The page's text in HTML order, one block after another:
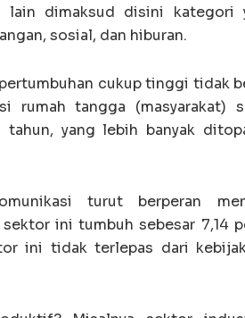
lain dimaksud disini kategori
sosial, dan hiburan.
cukup tinggi tidak
rumah tangga (masyarakat)
tahun, yang lebih banyak
turut berperan
ini tumbuh sebesar 7,14
ini tidak terlepas dari